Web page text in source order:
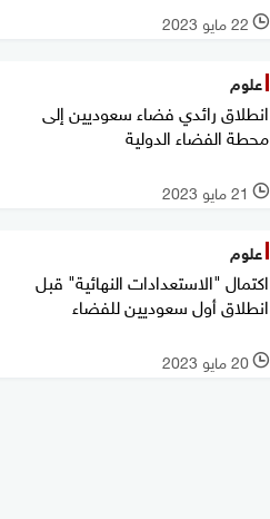
l 22 مايو 2023
علوم
انطلاق رائدي فضاء سعوديين إلى
محطة الفضاء الدولية
l 21 مايو 2023
علوم
اكتمال "الاستعدادات النهائية" قبل
انطلاق أول سعوديين للفضاء
l 20 مايو 2023